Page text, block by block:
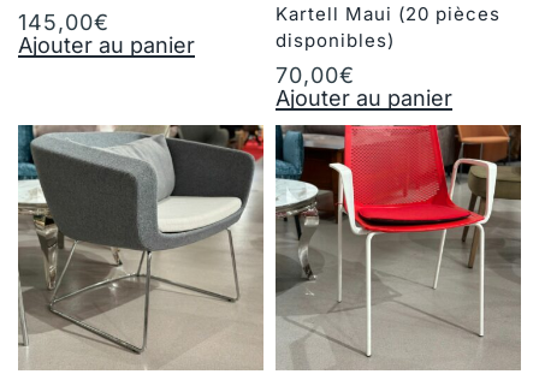
145,00€
Ajouter au panier
Kartell Maui (20 pièces
disponibles)
70,00€
Ajouter au panier